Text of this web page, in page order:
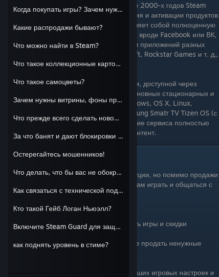
Когда покупать игры? Зачем нужны скидки?
Какие распродажи бывают?
Что можно найти в Steam?
Что такое коллекционные карточки?
Что такое самоцветы?
Зачем нужны витрины, фоны профиля и смайлики?
Что прежде всего сделать новому пользователю Steam?
За что банят и дают блокировки в Steam
Остерегайтесь мошенников!
Что делать, что бы вас не обокрали, а аккаунт не украли?
Как связаться с технической поддержкой Steam?
Кто такой Гейб Логан Ньюэлл?
Включите Steam Guard для защиты вашей учетной записи Steam
как поднять уровень в стиме?
Будучи детищем компании Valve, в начале 2000-х годов Steam
использовался только для распространения и активации продуктов
этого разработчика. Сегодня он представляет собой полноценную
социальную сеть со множеством функций, вроде Facebook или ВК,
которая поддерживает более 10 000 игр и приложений разных
производителей: Sega, Epik Games, Ubisoft, Rockstar Games и т. д.,
среди которых немало бесплатных.
Платформа Стим существует в веб-версии, доступной через
браузер, и в виде приложения для всех основных стационарных и
мобильных операционных систем — Windows, OS X, Linux,
PlayStation 3, Андроид, iOS, а также Samsung Smatr TV Tizen OS (с
ограничениями). Установка и использование сервиса полностью
бесплатны, оплата взимается только за контент.
Какие возможности дает Steam?
Steam это платформа цифровой дистрибуции, но помимо продажи
игр и программ, она также помогает игрокам играть и общаться с
удобствами.
Бесплатный мультиплеер и кооператив
Сообщество в котором вы можете обсудить игры и скидки
Текстовый и голосовой чаты
Торговая площадка - место, где вы можете продать ненужные
SteamCloud - облачное хранилище для ваших игровых настроек и